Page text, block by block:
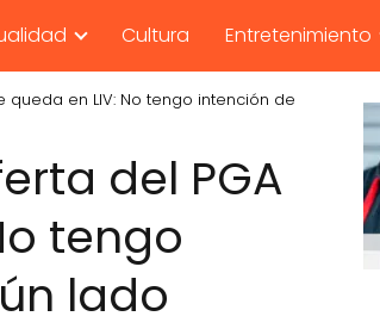
Cultura Entretenimiento
queda en LIV: No tengo intención de
del PGA
tengo
lado